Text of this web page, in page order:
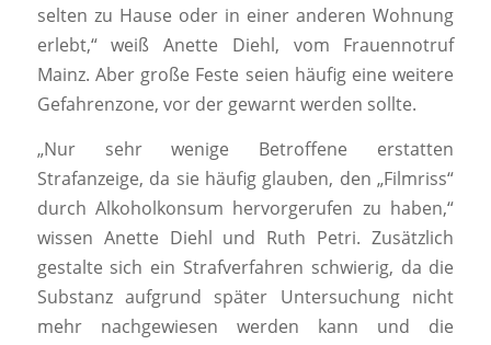
selten zu Hause oder in einer anderen Wohnung
erlebt,“ weiß Anette Diehl, vom Frauennotruf
Mainz. Aber große Feste seien häufig eine weitere
Gefahrenzone, vor der gewarnt werden sollte.
„Nur sehr wenige Betroffene erstatten
Strafanzeige, da sie häufig glauben, den „Filmriss“
durch Alkoholkonsum hervorgerufen zu haben,“
wissen Anette Diehl und Ruth Petri. Zusätzlich
gestalte sich ein Strafverfahren schwierig, da die
Substanz aufgrund später Untersuchung nicht
mehr nachgewiesen werden kann und die